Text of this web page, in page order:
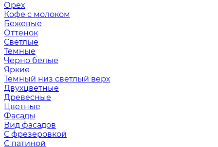
Орех
Кофе с молоком
Бежевые
Оттенок
Светлые
Темные
Черно белые
Яркие
Темный низ светлый верх
Двухцветные
Древесные
Цветные
Фасады
Вид фасадов
С фрезеровкой
С патиной